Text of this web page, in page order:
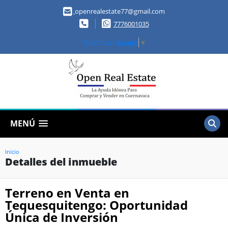
openrealestate77@gmail.com
7776001035
Select Language ▼
MENÚ
Inicio
Detalles del inmueble
Terreno en Venta en
Tequesquitengo: Oportunidad
Única de Inversión